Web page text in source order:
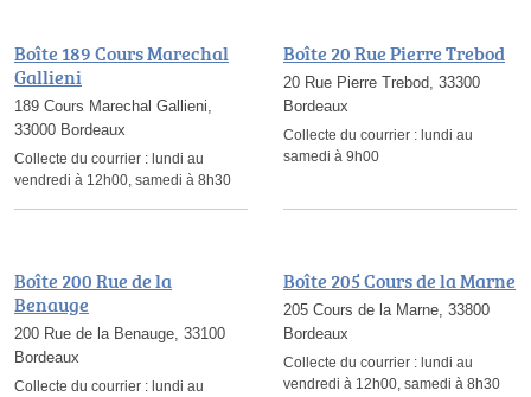
Boîte 189 Cours Marechal
Gallieni
189 Cours Marechal Gallieni,
33000 Bordeaux
Collecte du courrier : lundi au
vendredi à 12h00, samedi à 8h30
Boîte 20 Rue Pierre Trebod
20 Rue Pierre Trebod, 33300
Bordeaux
Collecte du courrier : lundi au
samedi à 9h00
Boîte 200 Rue de la
Benauge
200 Rue de la Benauge, 33100
Bordeaux
Collecte du courrier : lundi au
Boîte 205 Cours de la Marne
205 Cours de la Marne, 33800
Bordeaux
Collecte du courrier : lundi au
vendredi à 12h00, samedi à 8h30